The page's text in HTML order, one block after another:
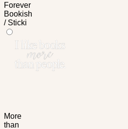
Forever
Bookish
/ Sticki
More
than